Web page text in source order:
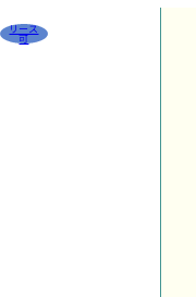
リース
可